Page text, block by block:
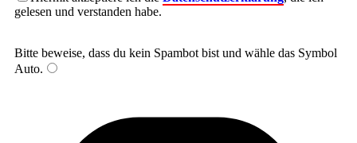
gelesen und verstanden habe.
Bitte beweise, dass du kein Spambot bist und wähle das Symbol
Auto.